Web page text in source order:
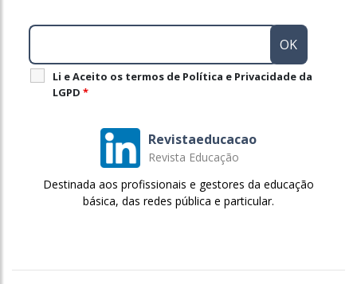
Li e Aceito os termos de Política e Privacidade da
LGPD *
Revistaeducacao
Revista Educação
Destinada aos profissionais e gestores da educação
básica, das redes pública e particular.